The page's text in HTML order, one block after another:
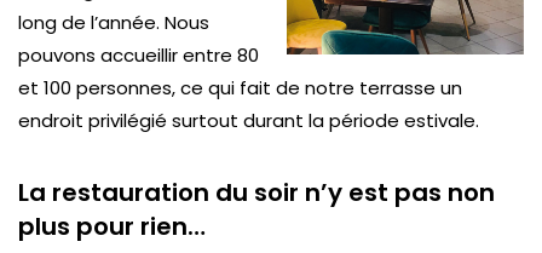
long de l’année. Nous
pouvons accueillir entre 80
et 100 personnes, ce qui fait de notre terrasse un
endroit privilégié surtout durant la période estivale.
La restauration du soir n’y est pas non
plus pour rien…